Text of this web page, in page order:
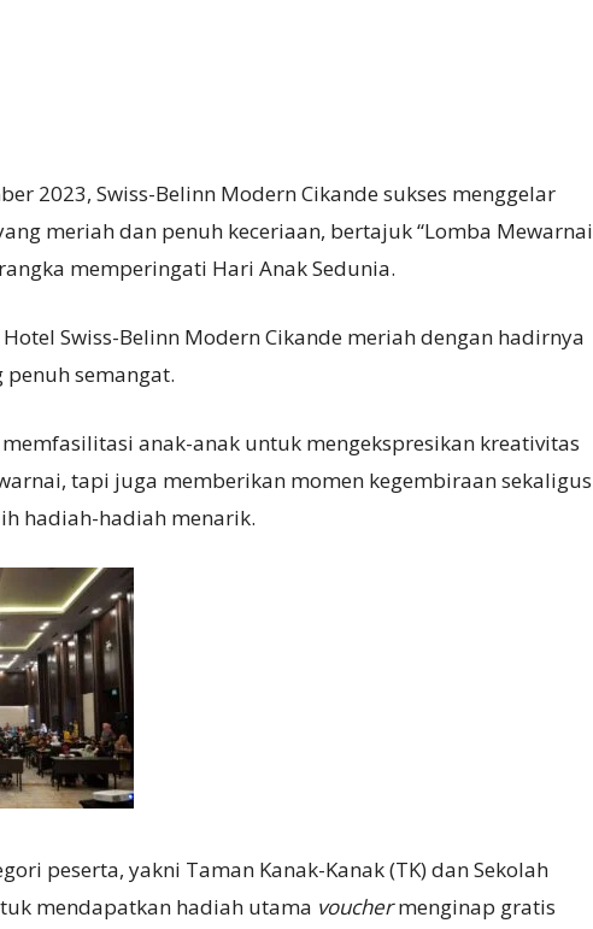
2023, Swiss-Belinn Modern Cikande sukses menggelar
meriah dan penuh keceriaan, bertajuk “Lomba Mewarnai
memperingati Hari Anak Sedunia.
Swiss-Belinn Modern Cikande meriah dengan hadirnya
semangat.
anak-anak untuk mengekspresikan kreativitas
tapi juga memberikan momen kegembiraan sekaligus
hadiah-hadiah menarik.
peserta, yakni Taman Kanak-Kanak (TK) dan Sekolah
mendapatkan hadiah utama vouchermenginap gratis